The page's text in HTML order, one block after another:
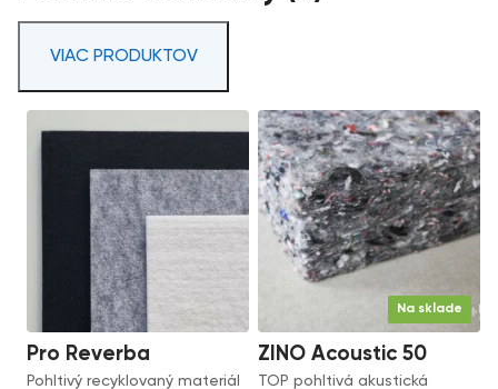
VIAC PRODUKTOV
Pro Reverba
Pohltivý recyklovaný materiál
Na sklade
ZINO Acoustic 50
TOP pohltivá akustická